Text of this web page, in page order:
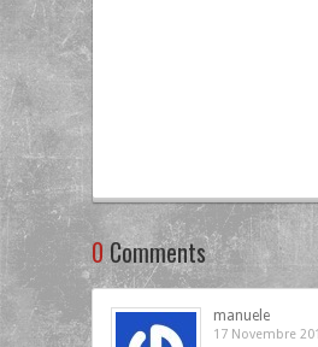
0Comments
manuele
17 Novembre